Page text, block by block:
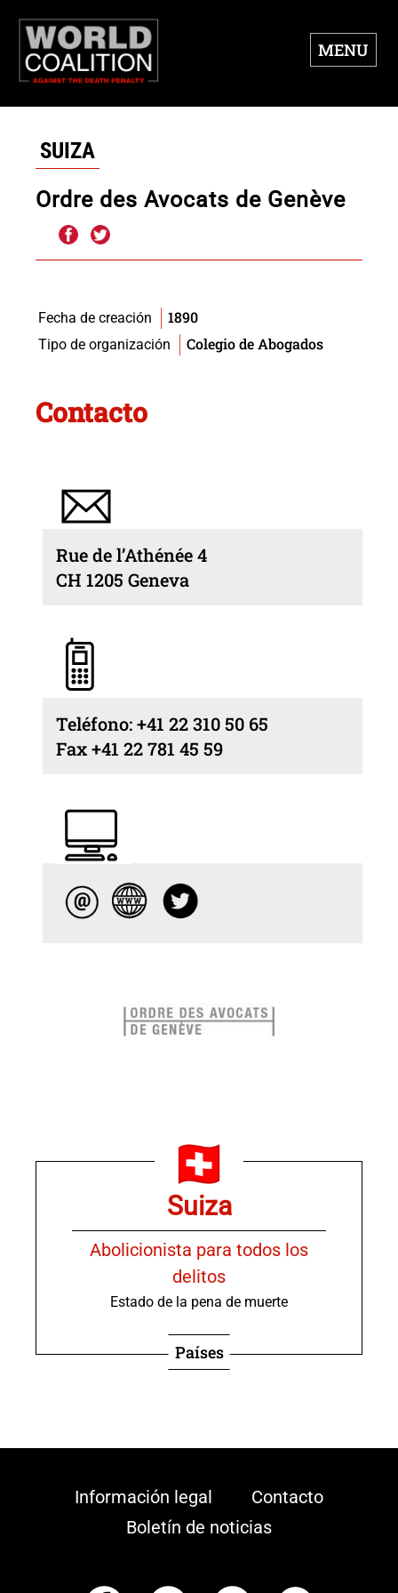
MENU
SUIZA
Ordre des Avocats de Genève
Fecha de creación 1890
Tipo de organización Colegio de Abogados
Contacto
Rue de l’Athénée 4
CH 1205 Geneva
Teléfono: +41 22 310 50 65
Fax +41 22 781 45 59
Suiza
Abolicionista para todos los
delitos
Estado de la pena de muerte
Países
Información legal
Contacto
Boletín de noticias